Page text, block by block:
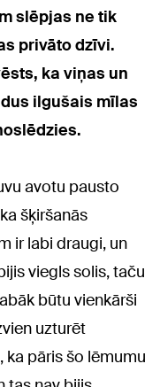
slēpjas ne tik
privāto dzīvi.
ka viņas un
ilgušais mīlas
avotu pausto
šķiršanās
ir labi draugi, un
viegls solis, taču
būtu vienkārši
uzturēt
pāris šo lēmumu